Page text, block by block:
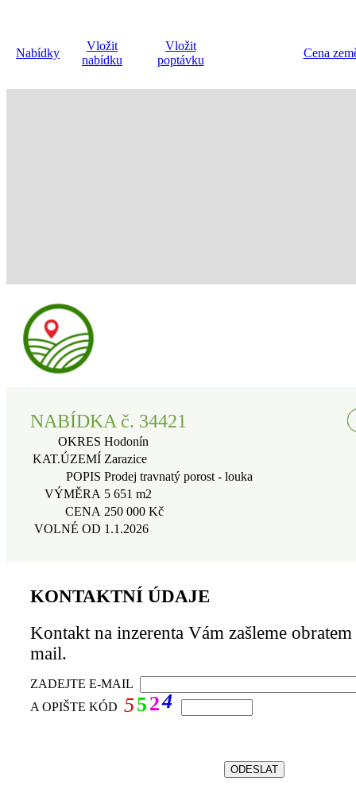
Nabídky
Vložit
nabídku
Vložit
poptávku
Cena
NABÍDKA č. 34421
OKRES Hodonín
KAT.ÚZEMÍ Zarazice
POPIS Prodej travnatý porost - louka
VÝMĚRA 5 651 m2
CENA 250 000 Kč
VOLNÉ OD 1.1.2026
KONTAKTNÍ ÚDAJE
Kontakt na inzerenta Vám zašleme
mail.
ZADEJTE E-MAIL
A OPIŠTE KÓD 5524